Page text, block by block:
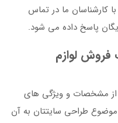
کارشناسان ما در تماس
پاسخ داده می شود.
لوازم
مشخصات و ویژگی های
طراحی سایتتان به آن